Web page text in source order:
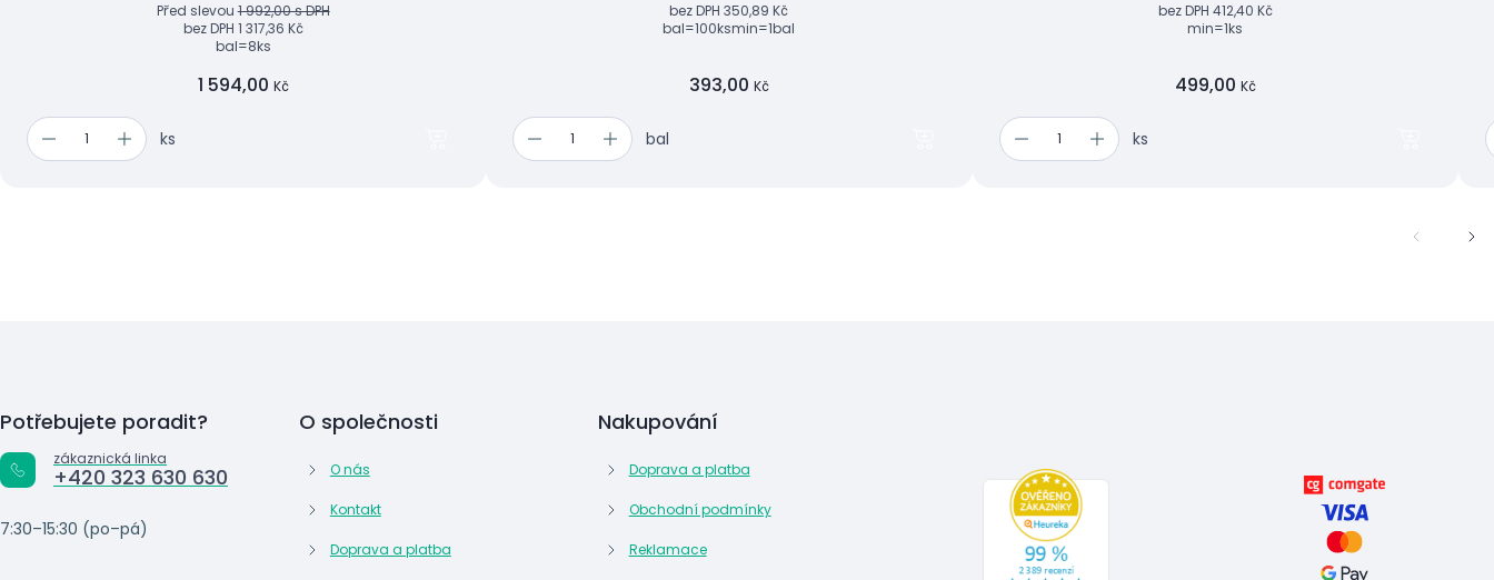
Před slevou1 992,00 s DPH
bez DPH 1 317,36 Kč
bal=8ks
1 594,00 Kč
ks
bez DPH 350,89 Kč
bal=100ksmin=1bal
393,00 Kč
bal
bez DPH 412,40 Kč
min=1ks
499,00 Kč
ks
Potřebujete poradit?
zákaznická linka
+420 323 630 630
7:30–15:30 (po–pá)
O společnosti
O nás
Kontakt
Doprava a platba
Nakupování
Doprava a platba
Obchodní podmínky
Reklamace